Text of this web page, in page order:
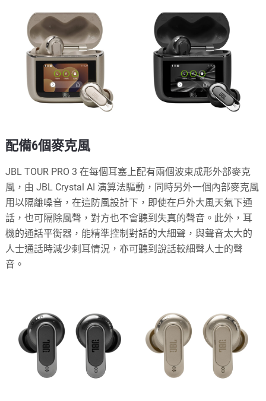
配備6個麥克風
JBL TOUR PRO 3 在每個耳塞上配有兩個波束成形外部麥克
風，由 JBL Crystal AI 演算法驅動，同時另外一個內部麥克風
用以隔離噪音，在這防風設計下，即使在戶外大風天氣下通
話，也可隔除風聲，對方也不會聽到失真的聲音。此外，耳
機的通話平衡器，能精準控制對話的大細聲，與聲音太大的
人士通話時減少刺耳情況，亦可聽到說話較細聲人士的聲
音。